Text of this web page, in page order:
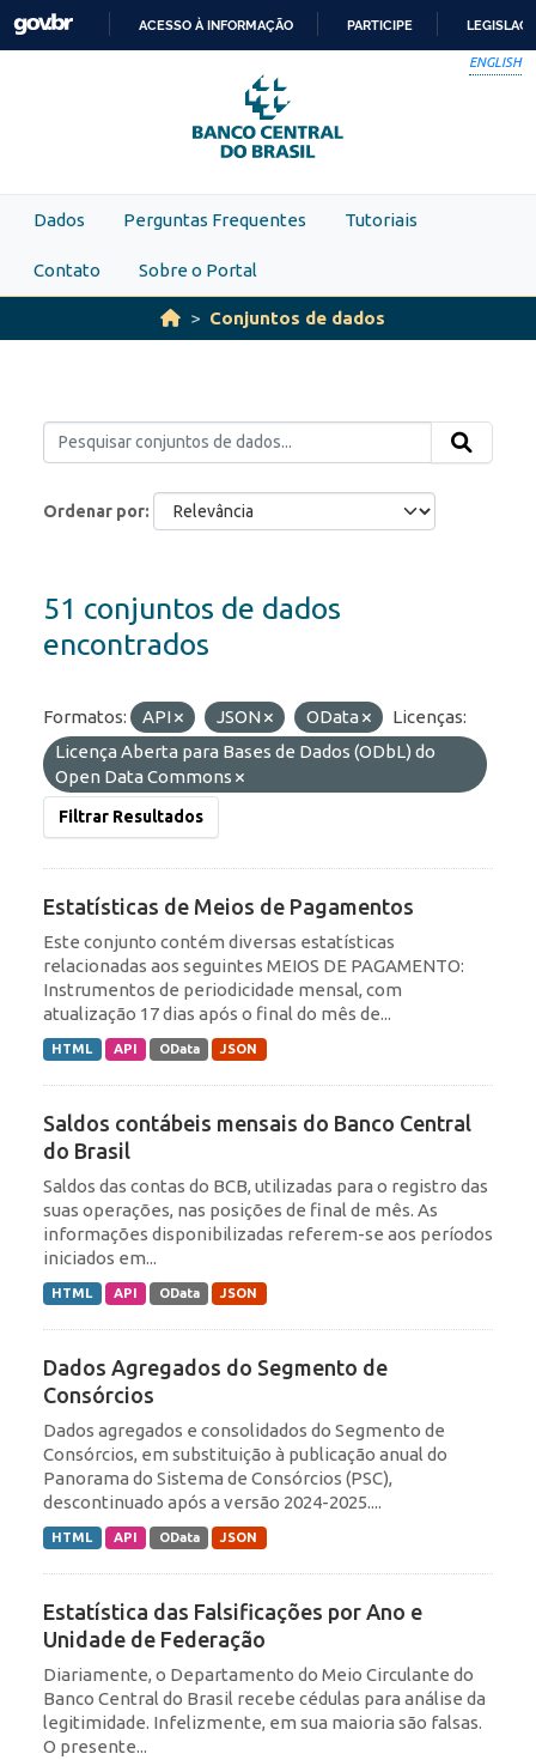
Skip to main content
PARA
O
CONTEÚDO
ACESSO À INFORMAÇÃO PARTICIPE
ENGLISH
Dados Perguntas Frequentes Tutoriais
Contato Sobre o Portal
Conjuntos de dados
Ordenar por
51 conjuntos de dados
encontrados
Formatos: API JSON OData
Licenças:
Licença Aberta para Bases de Dados (ODbL) do
Open Data Commons
Filtrar Resultados
Estatísticas de Meios de Pagamentos
Este conjunto contém diversas estatísticas
relacionadas aos seguintes MEIOS DE PAGAMENTO:
Instrumentos de periodicidade mensal, com
atualização 17 dias após o final do mês de...
HTML API OData JSON
Saldos contábeis mensais do Banco Central
do Brasil
Saldos das contas do BCB, utilizadas para o registro das
suas operações, nas posições de final de mês. As
informações disponibilizadas referem-se aos períodos
iniciados em...
HTML API OData JSON
Dados Agregados do Segmento de
Consórcios
Dados agregados e consolidados do Segmento de
Consórcios, em substituição à publicação anual do
Panorama do Sistema de Consórcios (PSC),
descontinuado após a versão 2024-2025....
HTML API OData JSON
Estatística das Falsificações por Ano e
Unidade de Federação
Diariamente, o Departamento do Meio Circulante do
Banco Central do Brasil recebe cédulas para análise da
legitimidade. Infelizmente, em sua maioria são falsas.
O presente...